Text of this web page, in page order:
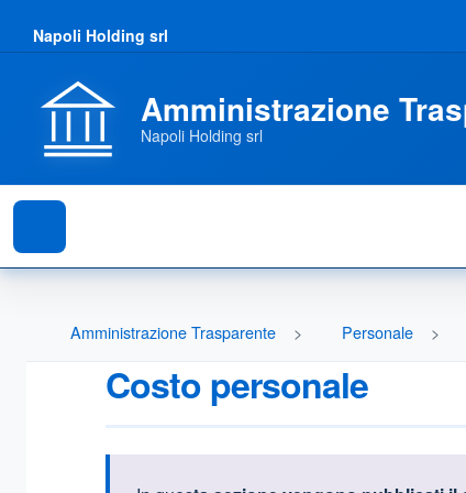
Napoli Holding srl
Amministrazione
Napoli Holding srl
Amministrazione Trasparente Personale
Costo personale